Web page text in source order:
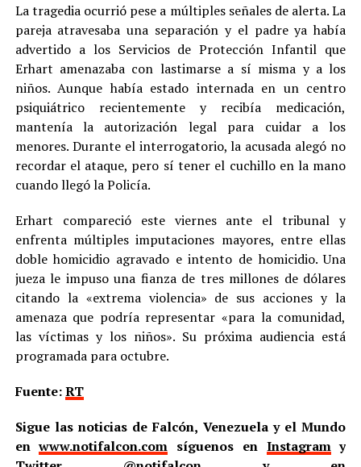
La tragedia ocurrió pese a múltiples señales de alerta. La
pareja atravesaba una separación y el padre ya había
advertido a los Servicios de Protección Infantil que
Erhart amenazaba con lastimarse a sí misma y a los
niños. Aunque había estado internada en un centro
psiquiátrico recientemente y recibía medicación,
mantenía la autorización legal para cuidar a los
menores. Durante el interrogatorio, la acusada alegó no
recordar el ataque, pero sí tener el cuchillo en la mano
cuando llegó la Policía.
Erhart compareció este viernes ante el tribunal y
enfrenta múltiples imputaciones mayores, entre ellas
doble homicidio agravado e intento de homicidio. Una
jueza le impuso una fianza de tres millones de dólares
citando la «extrema violencia» de sus acciones y la
amenaza que podría representar «para la comunidad,
las víctimas y los niños». Su próxima audiencia está
programada para octubre.
Fuente:RT
Sigue las noticias de Falcón, Venezuela y el Mundo
enwww.notifalcon.com síguenos en Instagramy